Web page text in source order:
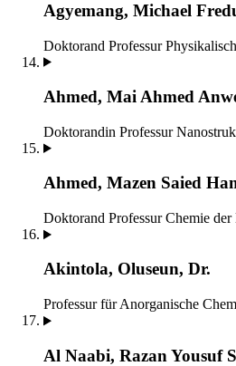
Agyemang, Michael
Doktorand Professur
Ahmed, Mai Ahmed
Doktorandin Professur
Ahmed, Mazen Saied
Doktorand Professur Chemie
Akintola, Oluseun, Dr.
Professur für Anorganische
Al Naabi, Razan Yousuf